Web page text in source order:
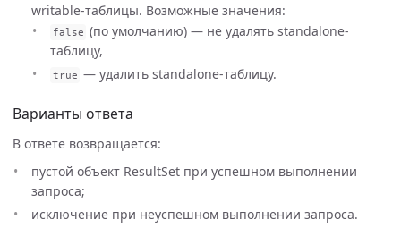
writable-таблицы. Возможные значения:
false (по умолчанию) — не удалять standalone-
таблицу,
true — удалить standalone-таблицу.
Варианты ответа
В ответе возвращается:
пустой объект ResultSet при успешном выполнении
запроса;
исключение при неуспешном выполнении запроса.